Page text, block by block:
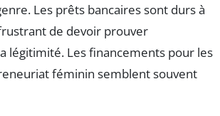
Les prêts bancaires sont durs à
de devoir prouver
légitimité. Les financements pour les
féminin semblent souvent